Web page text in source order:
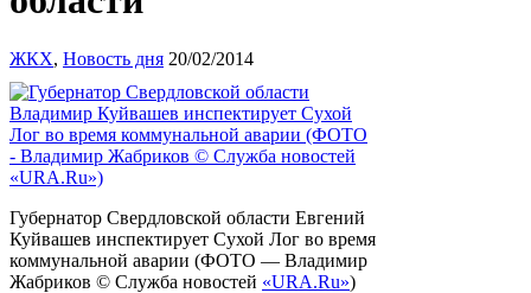
ЖКХ, Новость дня 20/02/2014
Губернатор Свердловской области Евгений
Куйвашев инспектирует Сухой Лог во время
коммунальной аварии (ФОТО — Владимир
Жабриков © Служба новостей «URA.Ru»)